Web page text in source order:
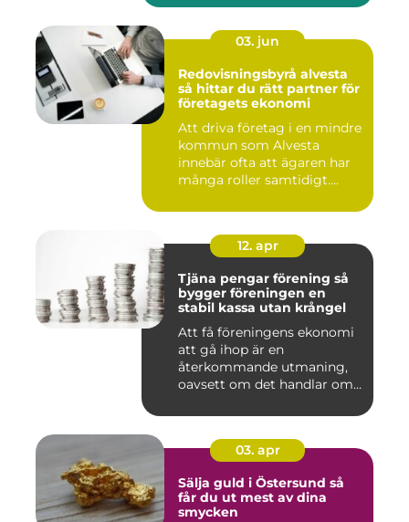
03. jun
Redovisningsbyrå alvesta
så hittar du rätt partner för
företagets ekonomi
Att driva företag i en mindre
kommun som Alvesta
innebär ofta att ägaren har
många roller samtidigt....
12. apr
Tjäna pengar förening så
bygger föreningen en
stabil kassa utan krångel
Att få föreningens ekonomi
att gå ihop är en
återkommande utmaning,
oavsett om det handlar om
03. apr
Sälja guld i Östersund så
får du ut mest av dina
smycken